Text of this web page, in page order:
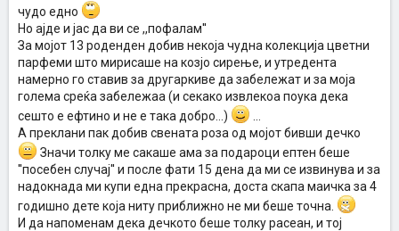
чудо едно
Но ајде и јас да ви се ,,пофалам''
За мојот 13 роденден добив некоја чудна колекција цветни
парфеми што мирисаше на козјо сирење, и утредента
намерно го ставив за другаркиве да забележат и за моја
голема среќа забележаа (и секако извлекоа поука дека
сешто е ефтино и не е така добро...)
А преклани пак добив свената роза од мојот бивши дечко
Значи толку ме сакаше ама за подароци ептен беше
''посебен случај'' и после фати 15 дена да ми се извинува и за
надокнада ми купи една прекрасна, доста скапа маичка за 4
годишно дете која ниту приближно не ми беше точна.
И да напоменам дека дечкото беше толку расеан, и тој